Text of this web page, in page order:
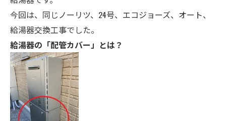
今回は、同じノーリツ、24号、エコジョーズ、オート、
給湯器交換工事でした。
給湯器の「配管カバー」とは？